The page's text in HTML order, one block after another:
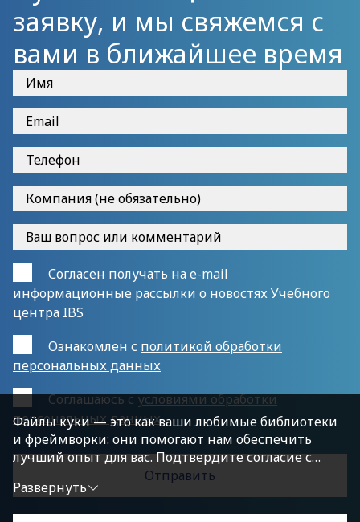
заявку, и мы свяжемся с
вами в ближайшее время
Согласен получать на e-mail
информационные рассылки о новостях Учебного
центра IBS
Ознакомлен с политикой обработки
персональных данных
Cоглашаюсь сусловиями обработки
персональных данных
Файлы куки — это как ваши любимые библиотеки
и фреймворки: они помогают нам обеспечить
лучший опыт для вас. Подтвердите согласие с
политикой конфиденциальности, нажав
«Принимаю условия», чтобы продолжить.
Развернуть